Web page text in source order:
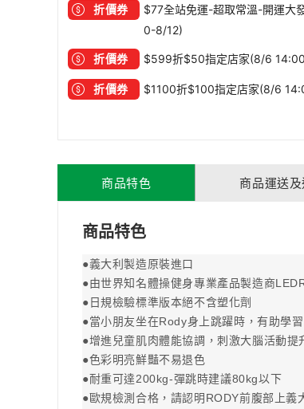
折價券
$77全站免運-超取常溫-開運大
0-8/12)
折價券 $599折$50指定店家(8/6
折價券 $1100折$100指定店家(8/6
商品特色 商品運送
商品特色
●義大利製造原裝進口
●由世界知名體操健身專業產品製造商
●日規檢驗標準版本絕不含塑化劑
●當小朋友坐在Rody身上跳躍時，有助學
●增進兒童肌肉體能協調，刺激大腦活動提
●色彩明亮鮮豔不易退色
●耐重可達200kg-彈跳時建議80kg以下
●歐規檢測合格，請認明RODY前腹部上義